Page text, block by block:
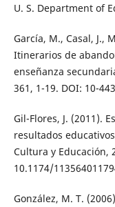
U. S. Department of
García, M., Casal, J.,
Itinerarios de
enseñanza
361, 1-19. DOI: 10-
Gil-Flores, J. (2011).
resultados
Cultura y Educación,
10.1174/
González, M. T.